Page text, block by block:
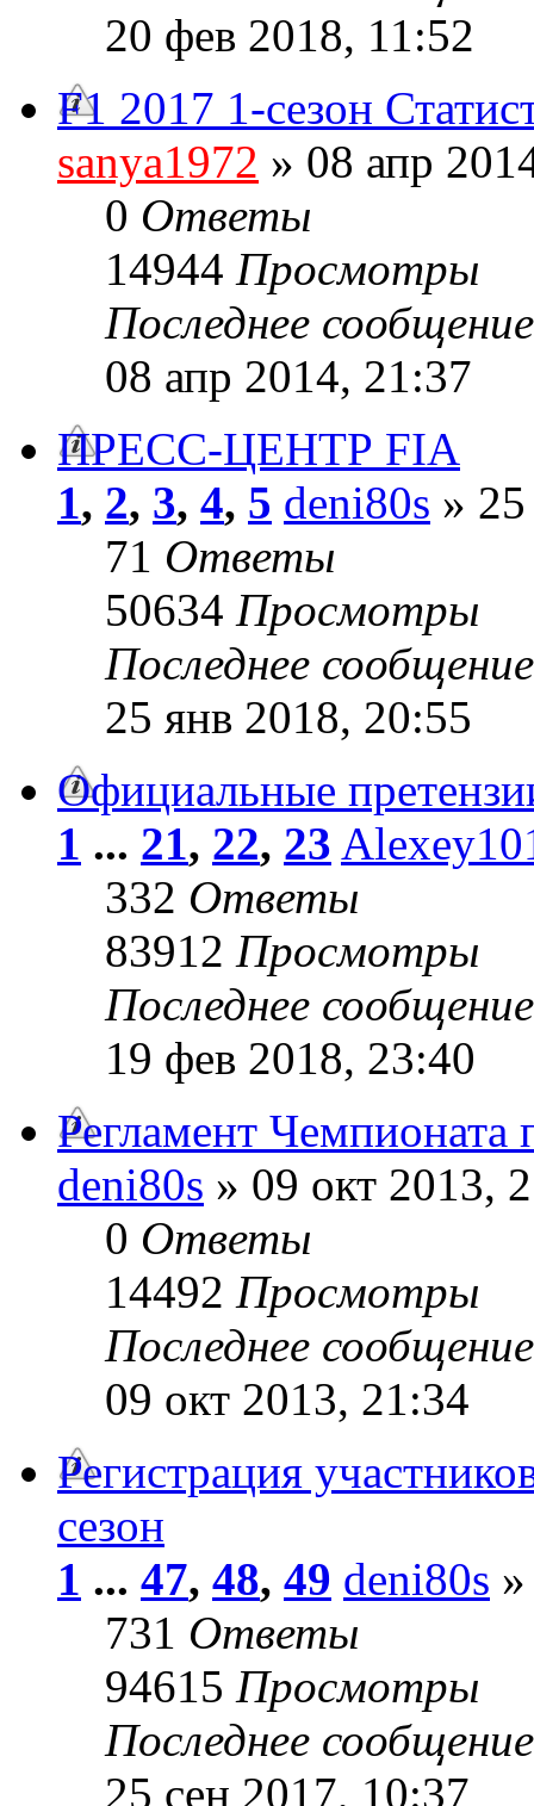
20 фев 2018, 11:52
F1 2017 1-сезон
sanya1972 » 08 апр
0 Ответы
14944 Просмотры
Последнее
08 апр 2014, 21:37
ПРЕСС-ЦЕНТР FIA
1, 2, 3, 4, 5 deni80s »
71 Ответы
50634 Просмотры
Последнее
25 янв 2018, 20:55
Официальные
1 ... 21, 22, 23
332 Ответы
83912 Просмотры
Последнее
19 фев 2018, 23:40
Регламент Чемпионата
deni80s » 09 окт 2013,
0 Ответы
14492 Просмотры
Последнее
09 окт 2013, 21:34
Регистрация
сезон
1 ... 47, 48, 49 deni80s
731 Ответы
94615 Просмотры
Последнее
25 сен 2017, 10:37